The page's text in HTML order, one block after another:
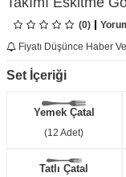
(0)
Fiyatı Düşünce Haber
Set İçeriği
Yemek Çatal
(12 Adet)
Tatlı Çatal